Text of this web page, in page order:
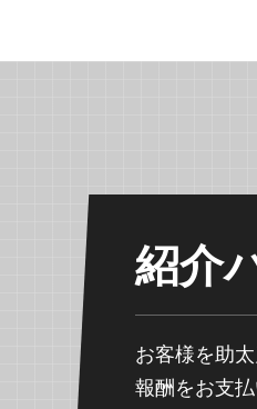
紹介
お客様を助
報酬をお支払